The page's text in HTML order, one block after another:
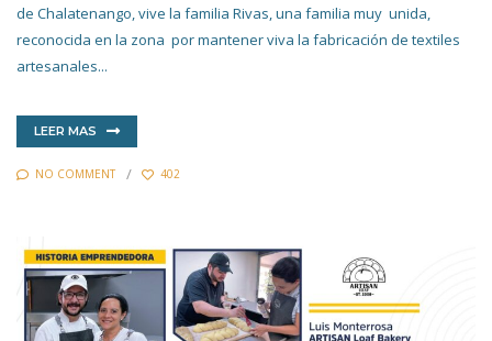
de Chalatenango, vive la familia Rivas, una familia muy unida,
reconocida en la zona por mantener viva la fabricación de textiles
artesanales...
LEER MAS
NO COMMENT 402